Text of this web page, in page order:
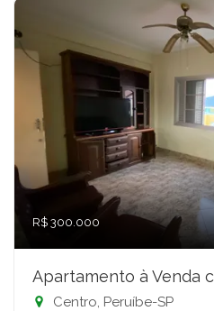
R$ 300.000
Apartamento à Venda
Centro, Peruíbe-SP